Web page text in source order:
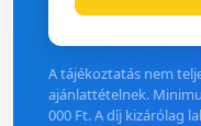
A tájékoztatás nem
ajánlattételnek.
000 Ft. A díj kizárólag